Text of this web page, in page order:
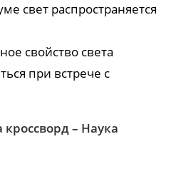
свет распространяется
свойство света
при встрече с
– Наука